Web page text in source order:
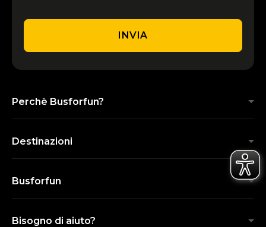
INVIA
Perchè Busforfun?
Destinazioni
Busforfun
Bisogno di aiuto?